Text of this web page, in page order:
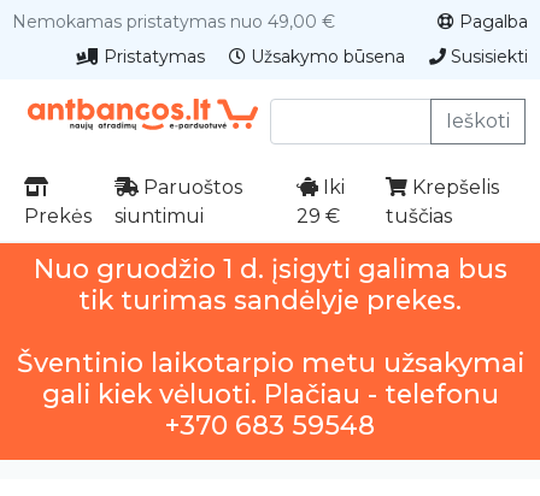
Nemokamas pristatymas nuo 49,00 €
Pagalba
Pristatymas
Užsakymo būsena Susisiekti
Ieškoti
Prekės
Paruoštos
siuntimui
Iki
29 €
Krepšelis
tuščias
Nuo gruodžio 1 d. įsigyti galima bus
tik turimas sandėlyje prekes.
Šventinio laikotarpio metu užsakymai
gali kiek vėluoti. Plačiau - telefonu
+370 683 59548